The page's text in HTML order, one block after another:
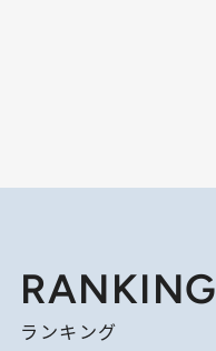
RANKING
ランキング